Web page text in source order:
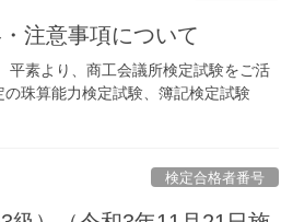
注意事項について
素より、商工会議所検定試験をご活
珠算能力検定試験、簿記検定試験
検定合格者番号